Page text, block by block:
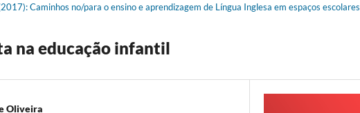
Caminhos no/para o ensino e aprendizagem de Língua Inglesa em espaços escolares
na educação infantil
Oliveira